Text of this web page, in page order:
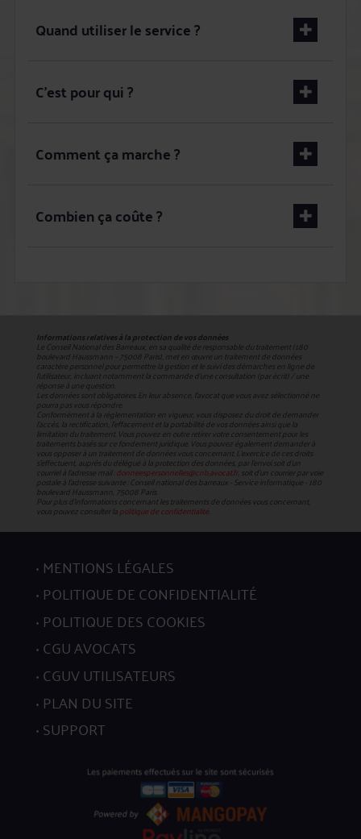
Quand utiliser le service ?
C'est pour qui ?
Comment ça marche ?
Combien ça coûte ?
Informations relatives à la protection de vos données
Le Conseil National des Barreaux, en sa qualité de responsable du traitement (180
boulevard Haussmann – 75008 Paris), met en œuvre un traitement de données
caractère personnel pour permettre la gestion et le suivi des démarches en ligne de
l'utilisateur, incluant notamment la commande d'une consultation (par écrit) / une
réponse à une question.
Les données sont obligatoires. En leur absence, l'avocat que vous avez sélectionné ne
pourra pas vous répondre.
Conformément à la réglementation en vigueur, vous disposez du droit de demander
l'accès, la rectification, l’effacement et la portabilité de vos données ainsi que la
limitation du traitement. Vous pouvez en outre retirer votre consentement pour les
traitements basés sur ce fondement juridique. Vous pouvez également demander à
vous opposer à un traitement de données vous concernant. L’exercice de ces droits
s’effectuent, auprès du délégué à la protection des données, par l’envoi soit d’un
courriel à l’adresse mail : donneespersonnelles@cnb.avocat.fr, soit d’un courrier par voie
postale à l’adresse suivante : Conseil national des barreaux - Service informatique - 180
boulevard Haussmann, 75008 Paris.
Pour plus d’informations concernant les traitements de données vous concernant,
vous pouvez consulter lapolitique de confidentialité.
MENTIONS LÉGALES
POLITIQUE DE CONFIDENTIALITÉ
POLITIQUE DES COOKIES
CGU AVOCATS
CGUV UTILISATEURS
PLAN DU SITE
SUPPORT